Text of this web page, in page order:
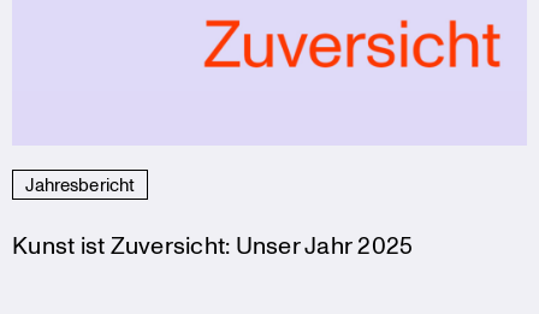
Jahresbericht
Kunst ist Zuversicht: Unser Jahr 2025